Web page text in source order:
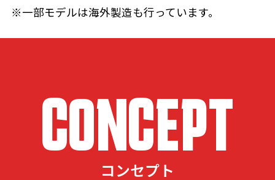
※一部モデルは海外製造も行っています。
CONCEPT
コンセプト